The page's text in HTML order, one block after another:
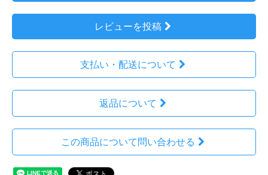
レビューを投稿
支払い・配送について
返品について
この商品について問い合わせる